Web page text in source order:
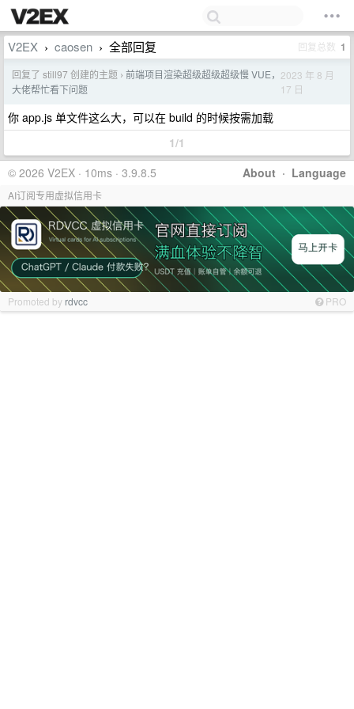
V2EX › caosen › 全部回复 回复总数 1
回复了 still97 创建的主题 › 前端项目渲染超级超级超级慢 VUE，
大佬帮忙看下问题
2023 年 8 月
17 日
你 app.js 单文件这么大，可以在 build 的时候按需加载
1/1
About · Language
© 2026 V2EX · 10ms · 3.9.8.5
AI订阅专用虚拟信用卡
Promoted by rdvcc PRO